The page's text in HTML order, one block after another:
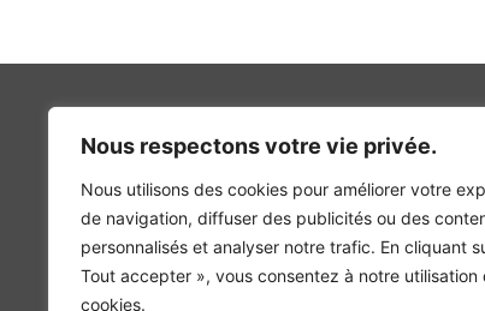
Nous respectons votre vie privée.
Nous utilisons des cookies pour améliorer votre
de navigation, diffuser des publicités ou des
personnalisés et analyser notre trafic. En cliquant
Tout accepter », vous consentez à notre utilisation
cookies.
INGÉNIERIE DE L’ÉNERGIE ET DE
CONCEVONS, ENSEMBLE,